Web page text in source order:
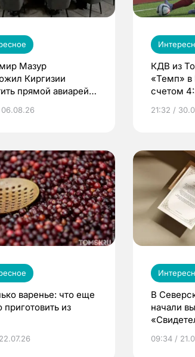
Мазур
Киргизии
прямой авиарейс
КДВ из
«Темп» в
счетом
21:32 /
варенье: что еще
из
В
начали
09:34 /